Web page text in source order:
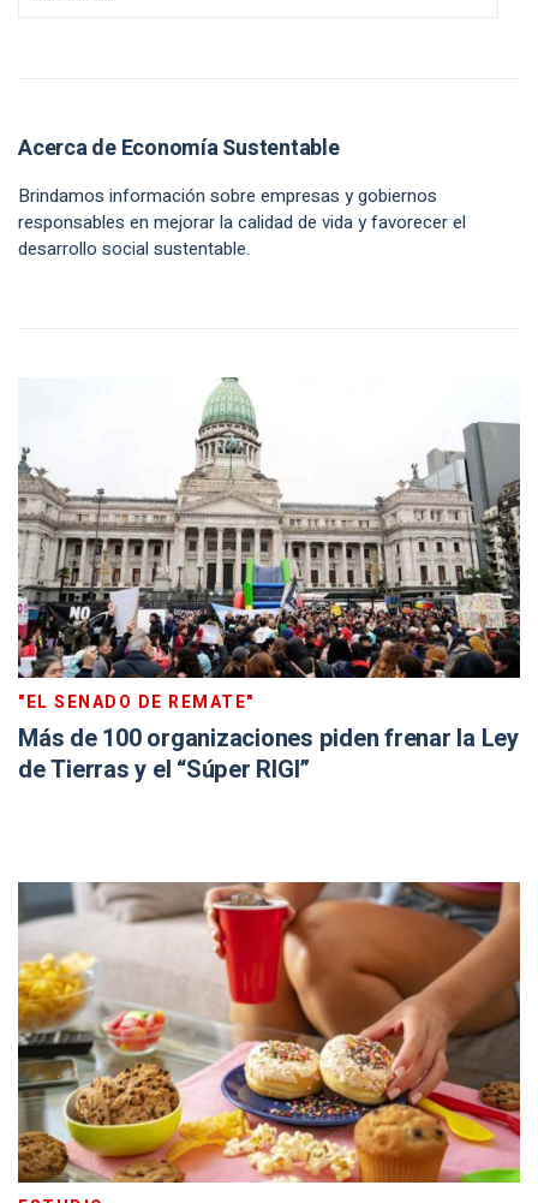
Acerca de Economía Sustentable
Brindamos información sobre empresas y gobiernos
responsables en mejorar la calidad de vida y favorecer el
desarrollo social sustentable.
"EL SENADO DE REMATE"
Más de 100 organizaciones piden frenar la Ley
de Tierras y el “Súper RIGI”